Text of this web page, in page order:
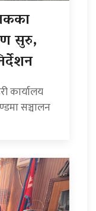
सुरु,
कार्यालय
सञ्चालन